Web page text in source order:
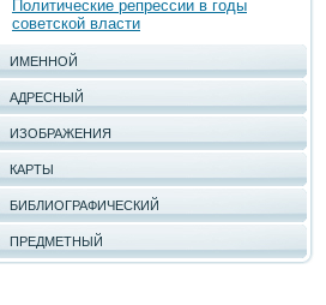
Политические репрессии в годы
советской власти
ИМЕННОЙ
АДРЕСНЫЙ
ИЗОБРАЖЕНИЯ
КАРТЫ
БИБЛИОГРАФИЧЕСКИЙ
ПРЕДМЕТНЫЙ